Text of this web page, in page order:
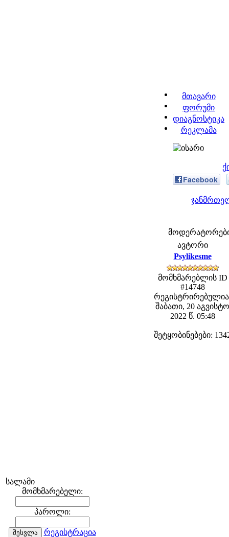
მთავარი
ფორუმი
დიაგნოსტიკა
რეკლამა
სალამი
მომხმარებელი:
პაროლი:
რეგისტრაცია
Facebook
მოდერატორები:
ავტორი
Psylikesme
მომხმარებლის ID
#14748
შაბათი, 20 აგვისტო
2022 წ. 05:48
შეტყობინებები: